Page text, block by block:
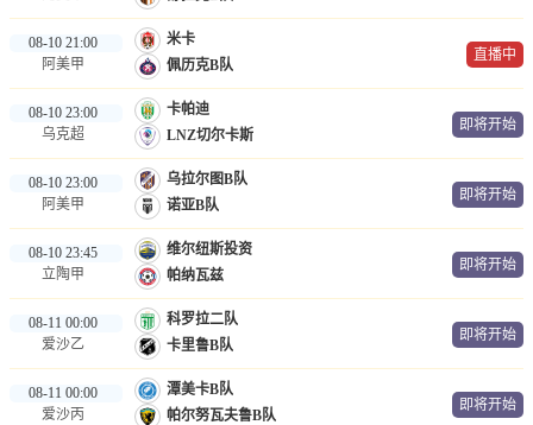
08-10 21:00
阿美甲
米卡
佩历克B队
直播中
08-10 23:00
乌克超
卡帕迪
LNZ切尔卡斯
即将开始
08-10 23:00
阿美甲
乌拉尔图B队
诺亚B队
即将开始
08-10 23:45
立陶甲
维尔纽斯投资
帕纳瓦兹
即将开始
08-11 00:00
爱沙乙
科罗拉二队
卡里鲁B队
即将开始
08-11 00:00
爱沙丙
潭美卡B队
帕尔努瓦夫鲁B队
即将开始